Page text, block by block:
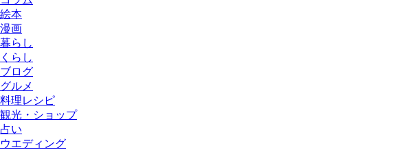
絵本
漫画
暮らし
くらし
ブログ
グルメ
料理レシピ
観光・ショップ
占い
ウエディング